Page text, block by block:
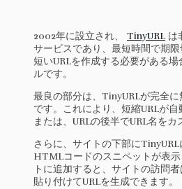
2002年に設立され、 TinyURL は
サービスであり、最短時間で期
短いURLを作成する必要がある
ルです。
最良の部分は、TinyURLが完全に
です。これにより、短縮URLが自
または、URLの後半でURL名をカ
さらに、サイトの下部に
HTMLコードのスニペットが表
トに追加すると、サイトの訪問
貼り付けてURLを生成できます。